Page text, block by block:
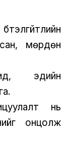
мөрдөн
эдийн
нь
онцолж